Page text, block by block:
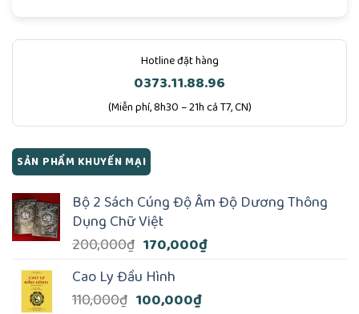
Hotline đặt hàng
0373.11.88.96
(Miễn phí, 8h30 – 21h cả T7, CN)
SẢN PHẨM KHUYẾN MẠI
Bộ 2 Sách Cúng Độ Âm Độ Dương Thông
Dụng Chữ Việt
200,000₫ Giá
là:
200,000₫.
170,000₫Giá
Cao Ly Đầu Hình
110,000₫ Giá
100,000₫Giá